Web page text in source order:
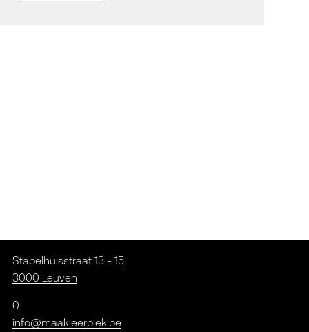
Stapelhuisstraat 13 - 15
3000 Leuven
0
info@maakleerplek.be